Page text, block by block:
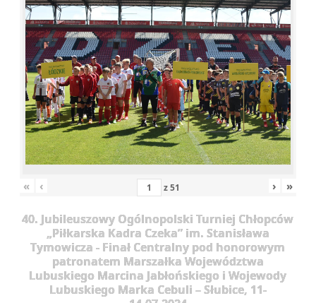
« ‹ z51 › »
40. Jubileuszowy Ogólnopolski Turniej Chłopców
„Piłkarska Kadra Czeka” im. Stanisława
Tymowicza - Finał Centralny pod honorowym
patronatem Marszałka Województwa
Lubuskiego Marcina Jabłońskiego i Wojewody
Lubuskiego Marka Cebuli – Słubice, 11-